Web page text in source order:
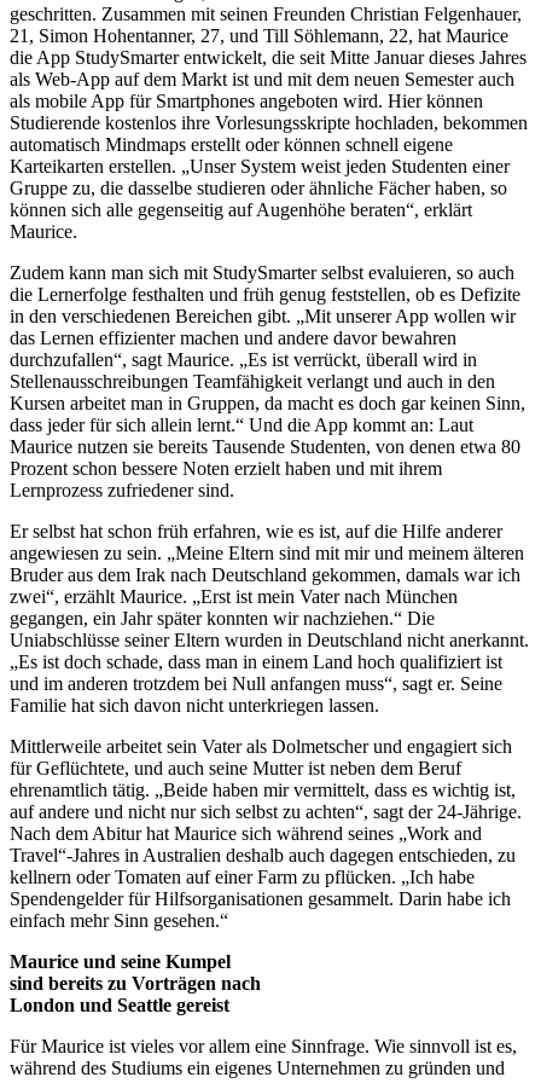
geschritten. Zusammen mit seinen Freunden Christian Felgenhauer,
21, Simon Hohentanner, 27, und Till Söhlemann, 22, hat Maurice
die App StudySmarter entwickelt, die seit Mitte Januar dieses Jahres
als Web-App auf dem Markt ist und mit dem neuen Semester auch
als mobile App für Smartphones angeboten wird. Hier können
Studierende kostenlos ihre Vorlesungsskripte hochladen, bekommen
automatisch Mindmaps erstellt oder können schnell eigene
Karteikarten erstellen. „Unser System weist jeden Studenten einer
Gruppe zu, die dasselbe studieren oder ähnliche Fächer haben, so
können sich alle gegenseitig auf Augenhöhe beraten“, erklärt
Maurice.
Zudem kann man sich mit StudySmarter selbst evaluieren, so auch
die Lernerfolge festhalten und früh genug feststellen, ob es Defizite
in den verschiedenen Bereichen gibt. „Mit unserer App wollen wir
das Lernen effizienter machen und andere davor bewahren
durchzufallen“, sagt Maurice. „Es ist verrückt, überall wird in
Stellenausschreibungen Teamfähigkeit verlangt und auch in den
Kursen arbeitet man in Gruppen, da macht es doch gar keinen Sinn,
dass jeder für sich allein lernt.“ Und die App kommt an: Laut
Maurice nutzen sie bereits Tausende Studenten, von denen etwa 80
Prozent schon bessere Noten erzielt haben und mit ihrem
Lernprozess zufriedener sind.
Er selbst hat schon früh erfahren, wie es ist, auf die Hilfe anderer
angewiesen zu sein. „Meine Eltern sind mit mir und meinem älteren
Bruder aus dem Irak nach Deutschland gekommen, damals war ich
zwei“, erzählt Maurice. „Erst ist mein Vater nach München
gegangen, ein Jahr später konnten wir nachziehen.“ Die
Uniabschlüsse seiner Eltern wurden in Deutschland nicht anerkannt.
„Es ist doch schade, dass man in einem Land hoch qualifiziert ist
und im anderen trotzdem bei Null anfangen muss“, sagt er. Seine
Familie hat sich davon nicht unterkriegen lassen.
Mittlerweile arbeitet sein Vater als Dolmetscher und engagiert sich
für Geflüchtete, und auch seine Mutter ist neben dem Beruf
ehrenamtlich tätig. „Beide haben mir vermittelt, dass es wichtig ist,
auf andere und nicht nur sich selbst zu achten“, sagt der 24-Jährige.
Nach dem Abitur hat Maurice sich während seines „Work and
Travel“-Jahres in Australien deshalb auch dagegen entschieden, zu
kellnern oder Tomaten auf einer Farm zu pflücken. „Ich habe
Spendengelder für Hilfsorganisationen gesammelt. Darin habe ich
einfach mehr Sinn gesehen.“
Maurice und seine Kumpel
sind bereits zu Vorträgen nach
London und Seattle gereist
Für Maurice ist vieles vor allem eine Sinnfrage. Wie sinnvoll ist es,
während des Studiums ein eigenes Unternehmen zu gründen und